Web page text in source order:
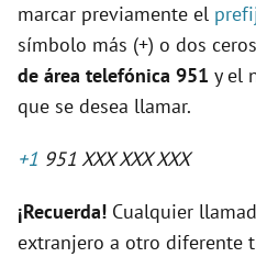
marcar previamente el
símbolo más (+) o dos
de área telefónica 951 y el
que se desea llamar.
+1 951 XXX XXX XXX
¡Recuerda! Cualquier
extranjero a otro diferente